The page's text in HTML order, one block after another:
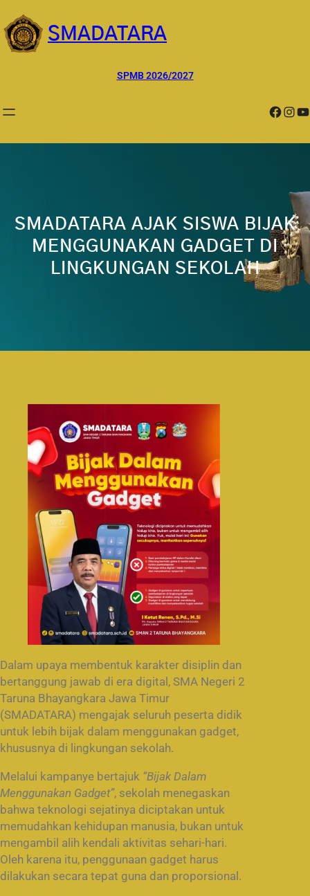
ke
konten
SMADATARA
SPMB 2026/2027
Facebook InstagramYouTube
SMADATARA AJAK SISWA BIJAK
MENGGUNAKAN GADGET DI
LINGKUNGAN SEKOLAH
Dalam upaya membentuk karakter disiplin dan
bertanggung jawab di era digital, SMA Negeri 2
Taruna Bhayangkara Jawa Timur
(SMADATARA) mengajak seluruh peserta didik
untuk lebih bijak dalam menggunakan gadget,
khususnya di lingkungan sekolah.
Melalui kampanye bertajuk “Bijak Dalam
Menggunakan Gadget”, sekolah menegaskan
bahwa teknologi sejatinya diciptakan untuk
memudahkan kehidupan manusia, bukan untuk
mengambil alih kendali aktivitas sehari-hari.
Oleh karena itu, penggunaan gadget harus
dilakukan secara tepat guna dan proporsional.